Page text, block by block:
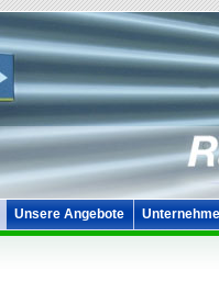
Unsere Angebote